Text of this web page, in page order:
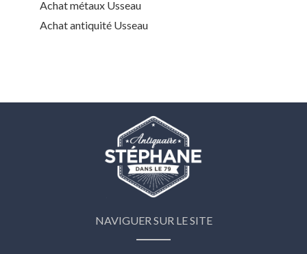
Achat métaux Usseau
Achat antiquité Usseau
NAVIGUER SUR LE SITE